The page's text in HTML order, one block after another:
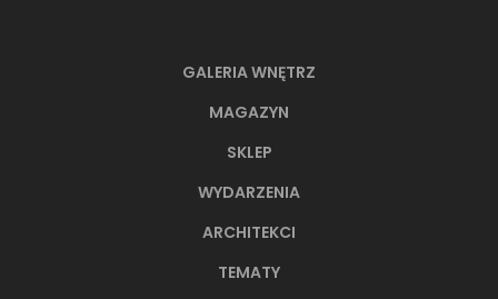
GALERIA WNĘTRZ
MAGAZYN
SKLEP
WYDARZENIA
ARCHITEKCI
TEMATY